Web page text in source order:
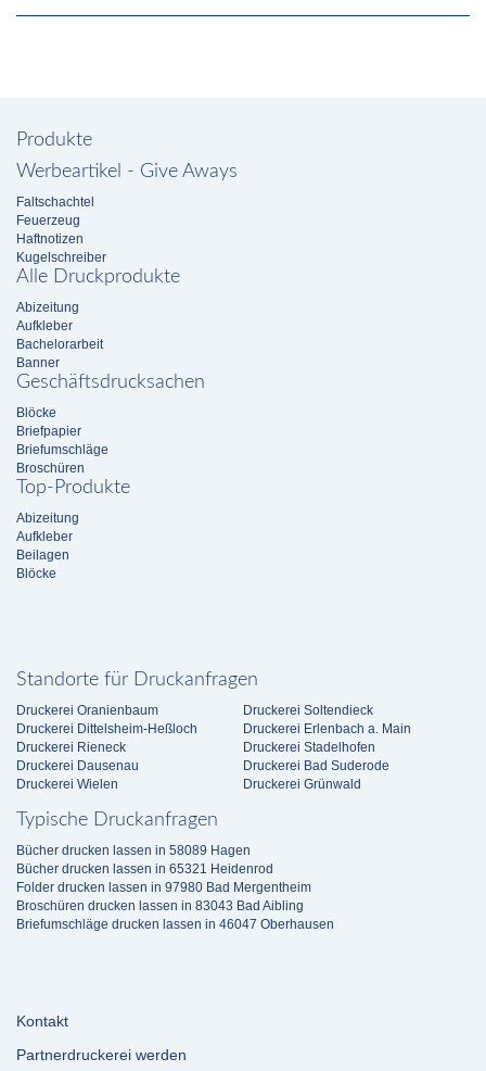
Produkte
Werbeartikel - Give Aways
Faltschachtel
Feuerzeug
Haftnotizen
Kugelschreiber
Alle Druckprodukte
Abizeitung
Aufkleber
Bachelorarbeit
Banner
Geschäftsdrucksachen
Blöcke
Briefpapier
Briefumschläge
Broschüren
Top-Produkte
Abizeitung
Aufkleber
Beilagen
Blöcke
Standorte für Druckanfragen
Druckerei Oranienbaum
Druckerei Dittelsheim-Heßloch
Druckerei Rieneck
Druckerei Dausenau
Druckerei Wielen
Druckerei Soltendieck
Druckerei Erlenbach a. Main
Druckerei Stadelhofen
Druckerei Bad Suderode
Druckerei Grünwald
Typische Druckanfragen
Bücher drucken lassen in 58089 Hagen
Bücher drucken lassen in 65321 Heidenrod
Folder drucken lassen in 97980 Bad Mergentheim
Broschüren drucken lassen in 83043 Bad Aibling
Briefumschläge drucken lassen in 46047 Oberhausen
Kontakt
Partnerdruckerei werden